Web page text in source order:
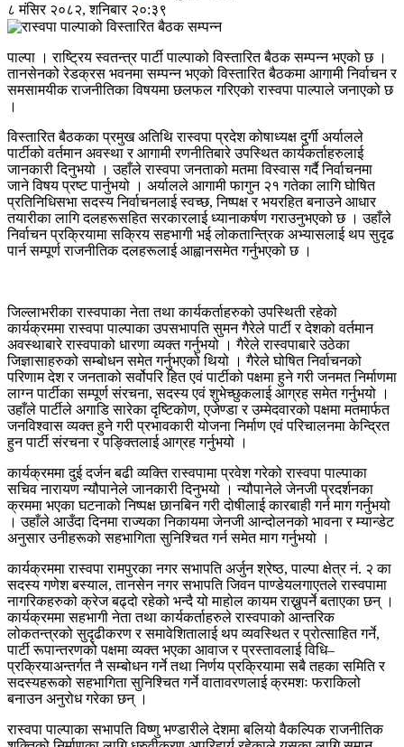
८ मंसिर २०८२, शनिबार २०:३९
पाल्पा । राष्ट्रिय स्वतन्त्र पार्टी पाल्पाको विस्तारित बैठक सम्पन्न भएको छ ।
तानसेनको रेडक्रस भवनमा सम्पन्न भएको विस्तारित बैठकमा आगामी निर्वाचन र
समसामयीक राजनीतिका विषयमा छलफल गरिएको रास्वपा पाल्पाले जनाएको छ
।
विस्तारित बैठकका प्रमुख अतिथि रास्वपा प्रदेश कोषाध्यक्ष दुर्गी अर्यालले
पार्टीको वर्तमान अवस्था र आगामी रणनीतिबारे उपस्थित कार्यकर्ताहरुलाई
जानकारी दिनुभयो । उहाँले रास्वपा जनताको मतमा विस्वास गर्दै निर्वाचनमा
जाने विषय प्रष्ट पार्नुभयो । अर्यालले आगामी फागुन २१ गतेका लागि घोषित
प्रतिनिधिसभा सदस्य निर्वाचनलाई स्वच्छ, निष्पक्ष र भयरहित बनाउने आधार
तयारीका लागि दलहरूसहित सरकारलाई ध्यानाकर्षण गराउनुभएको छ । उहाँले
निर्वाचन प्रक्रियामा सक्रिय सहभागी भई लोकतान्त्रिक अभ्यासलाई थप सुदृढ
पार्न सम्पूर्ण राजनीतिक दलहरूलाई आह्वानसमेत गर्नुभएको छ ।
जिल्लाभरीका रास्वपाका नेता तथा कार्यकर्ताहरुको उपस्थिती रहेको
कार्यक्रममा रास्वपा पाल्पाका उपसभापति सुमन गैरेले पार्टी र देशको वर्तमान
अवस्थाबारे रास्वपाको धारणा व्यक्त गर्नुभयो । गैरेले रास्वपाबारे उठेका
जिज्ञासाहरुको सम्बोधन समेत गर्नुभएको थियो । गैरेले घोषित निर्वाचनको
परिणाम देश र जनताको सर्वोपरि हित एवं पार्टीको पक्षमा हुने गरी जनमत निर्माणमा
लाग्न पार्टीका सम्पूर्ण संरचना, सदस्य एवं शुभेच्छुकलाई आग्रह समेत गर्नुभयो ।
उहाँले पार्टीले अगाडि सारेका दृष्टिकोण, एजेण्डा र उम्मेदवारको पक्षमा मतमार्फत
जनविश्वास व्यक्त हुने गरी प्रभावकारी योजना निर्माण एवं परिचालनमा केन्द्रित
हुन पार्टी संरचना र पङ्क्तिलाई आग्रह गर्नुभयो ।
कार्यक्रममा दुई दर्जन बढी व्यक्ति रास्वपामा प्रवेश गरेको रास्वपा पाल्पाका
सचिव नारायण न्यौपानेले जानकारी दिनुभयो । न्यौपानेले जेनजी प्रदर्शनका
क्रममा भएका घटनाको निष्पक्ष छानबिन गरी दोषीलाई कारबाही गर्न माग गर्नुभयो
। उहाँले आउँदा दिनमा राज्यका निकायमा जेनजी आन्दोलनको भावना र म्यान्डेट
अनुसार उनीहरूको सहभागिता सुनिश्चित गर्न समेत माग गर्नुभयो ।
कार्यक्रममा रास्वपा रामपुरका नगर सभापति अर्जुन श्रेष्ठ, पाल्पा क्षेत्र नं. २ का
सदस्य गणेश बस्याल, तानसेन नगर सभापति जिवन पाण्डेयलगाएतले रास्वपामा
नागरिकहरुको क्रेज बढ्दो रहेको भन्दै यो माहोल कायम राख्नुपर्ने बताएका छन् ।
कार्यक्रममा सहभागी नेता तथा कार्यकर्ताहरुले रास्वपाको आन्तरिक
लोकतन्त्रको सुदृढीकरण र समावेशितालाई थप व्यवस्थित र प्रोत्साहित गर्ने,
पार्टी रूपान्तरणको पक्षमा व्यक्त भएका आवाज र प्रस्तावलाई विधि–
प्रक्रियाअन्तर्गत नै सम्बोधन गर्ने तथा निर्णय प्रक्रियामा सबै तहका समिति र
सदस्यहरूको सहभागिता सुनिश्चित गर्ने वातावरणलाई क्रमशः फराकिलो
बनाउन अनुरोध गरेका छन् ।
रास्वपा पाल्पाका सभापति विष्णु भण्डारीले देशमा बलियो वैकल्पिक राजनीतिक